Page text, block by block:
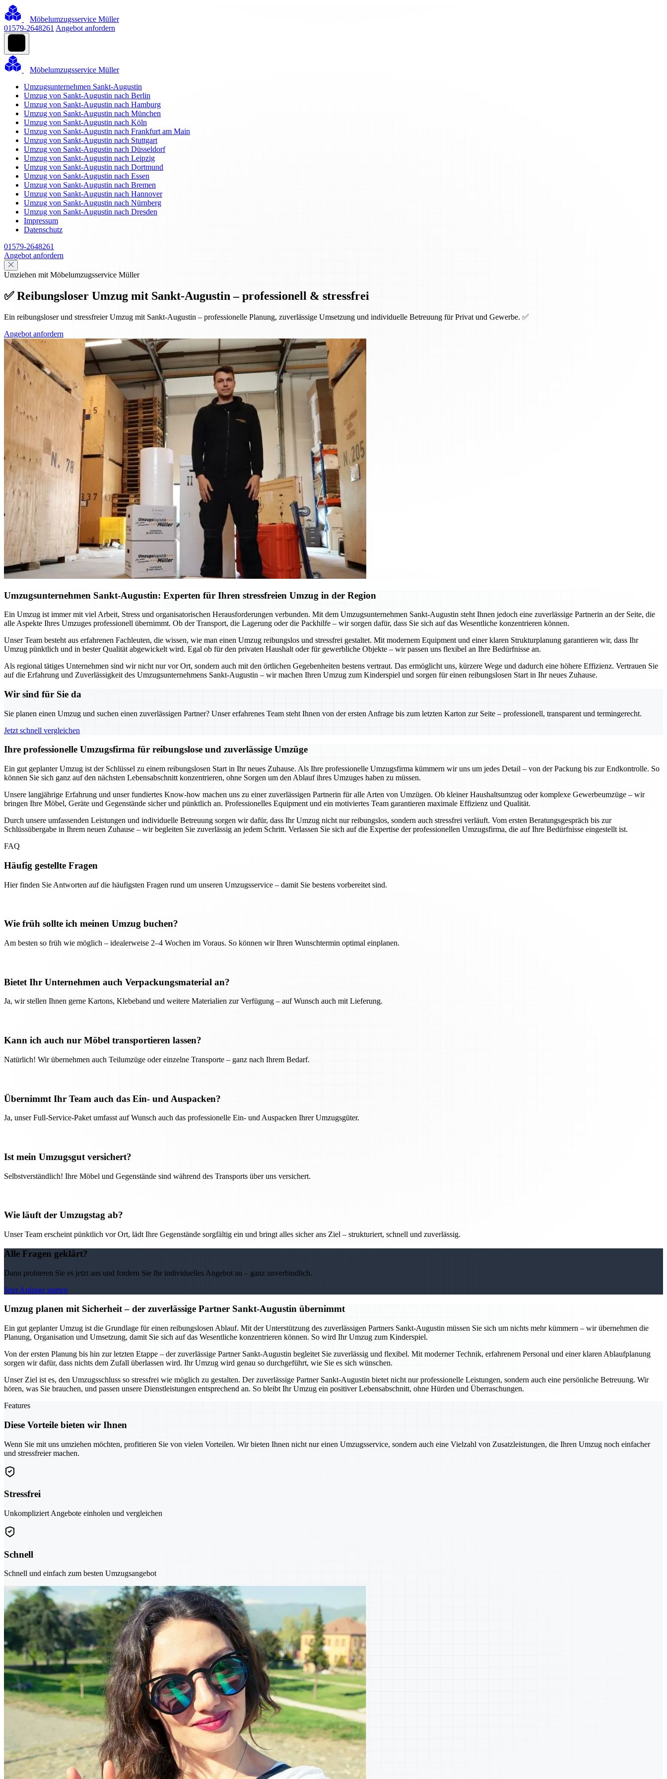
Möbelumzugsservice Müller
01579-2648261 Angebot anfordern
Möbelumzugsservice Müller
Umzugsunternehmen Sankt-Augustin
Umzug von Sankt-Augustin nach Berlin
Umzug von Sankt-Augustin nach Hamburg
Umzug von Sankt-Augustin nach München
Umzug von Sankt-Augustin nach Köln
Umzug von Sankt-Augustin nach Frankfurt am Main
Umzug von Sankt-Augustin nach Stuttgart
Umzug von Sankt-Augustin nach Düsseldorf
Umzug von Sankt-Augustin nach Leipzig
Umzug von Sankt-Augustin nach Dortmund
Umzug von Sankt-Augustin nach Essen
Umzug von Sankt-Augustin nach Bremen
Umzug von Sankt-Augustin nach Hannover
Umzug von Sankt-Augustin nach Nürnberg
Umzug von Sankt-Augustin nach Dresden
Impressum
Datenschutz
01579-2648261
Angebot anfordern
Umziehen mit Möbelumzugsservice Müller
✅ Reibungsloser Umzug mit Sankt-Augustin – professionell & stressfrei
Ein reibungsloser und stressfreier Umzug mit Sankt-Augustin – professionelle Planung, zuverlässige Umsetzung und individuelle Betreuung für Privat und Gewerbe. ✅
Angebot anfordern
Umzugsunternehmen Sankt-Augustin: Experten für Ihren stressfreien Umzug in der Region
Ein Umzug ist immer mit viel Arbeit, Stress und organisatorischen Herausforderungen verbunden. Mit dem Umzugsunternehmen Sankt-Augustin steht Ihnen jedoch eine zuverlässige Partnerin an der Seite, die
alle Aspekte Ihres Umzuges professionell übernimmt. Ob der Transport, die Lagerung oder die Packhilfe – wir sorgen dafür, dass Sie sich auf das Wesentliche konzentrieren können.
Unser Team besteht aus erfahrenen Fachleuten, die wissen, wie man einen Umzug reibungslos und stressfrei gestaltet. Mit modernem Equipment und einer klaren Strukturplanung garantieren wir, dass Ihr
Umzug pünktlich und in bester Qualität abgewickelt wird. Egal ob für den privaten Haushalt oder für gewerbliche Objekte – wir passen uns flexibel an Ihre Bedürfnisse an.
Als regional tätiges Unternehmen sind wir nicht nur vor Ort, sondern auch mit den örtlichen Gegebenheiten bestens vertraut. Das ermöglicht uns, kürzere Wege und dadurch eine höhere Effizienz. Vertrauen Sie
auf die Erfahrung und Zuverlässigkeit des Umzugsunternehmens Sankt-Augustin – wir machen Ihren Umzug zum Kinderspiel und sorgen für einen reibungslosen Start in Ihr neues Zuhause.
Wir sind für Sie da
Sie planen einen Umzug und suchen einen zuverlässigen Partner? Unser erfahrenes Team steht Ihnen von der ersten Anfrage bis zum letzten Karton zur Seite – professionell, transparent und termingerecht.
Jetzt schnell vergleichen
Ihre professionelle Umzugsfirma für reibungslose und zuverlässige Umzüge
Ein gut geplanter Umzug ist der Schlüssel zu einem reibungslosen Start in Ihr neues Zuhause. Als Ihre professionelle Umzugsfirma kümmern wir uns um jedes Detail – von der Packung bis zur Endkontrolle. So
können Sie sich ganz auf den nächsten Lebensabschnitt konzentrieren, ohne Sorgen um den Ablauf ihres Umzuges haben zu müssen.
Unsere langjährige Erfahrung und unser fundiertes Know-how machen uns zu einer zuverlässigen Partnerin für alle Arten von Umzügen. Ob kleiner Haushaltsumzug oder komplexe Gewerbeumzüge – wir
bringen Ihre Möbel, Geräte und Gegenstände sicher und pünktlich an. Professionelles Equipment und ein motiviertes Team garantieren maximale Effizienz und Qualität.
Durch unsere umfassenden Leistungen und individuelle Betreuung sorgen wir dafür, dass Ihr Umzug nicht nur reibungslos, sondern auch stressfrei verläuft. Vom ersten Beratungsgespräch bis zur
Schlüssübergabe in Ihrem neuen Zuhause – wir begleiten Sie zuverlässig an jedem Schritt. Verlassen Sie sich auf die Expertise der professionellen Umzugsfirma, die auf Ihre Bedürfnisse eingestellt ist.
FAQ
Häufig gestellte Fragen
Hier finden Sie Antworten auf die häufigsten Fragen rund um unseren Umzugsservice – damit Sie bestens vorbereitet sind.
Wie früh sollte ich meinen Umzug buchen?
Am besten so früh wie möglich – idealerweise 2–4 Wochen im Voraus. So können wir Ihren Wunschtermin optimal einplanen.
Bietet Ihr Unternehmen auch Verpackungsmaterial an?
Ja, wir stellen Ihnen gerne Kartons, Klebeband und weitere Materialien zur Verfügung – auf Wunsch auch mit Lieferung.
Kann ich auch nur Möbel transportieren lassen?
Natürlich! Wir übernehmen auch Teilumzüge oder einzelne Transporte – ganz nach Ihrem Bedarf.
Übernimmt Ihr Team auch das Ein- und Auspacken?
Ja, unser Full-Service-Paket umfasst auf Wunsch auch das professionelle Ein- und Auspacken Ihrer Umzugsgüter.
Ist mein Umzugsgut versichert?
Selbstverständlich! Ihre Möbel und Gegenstände sind während des Transports über uns versichert.
Wie läuft der Umzugstag ab?
Unser Team erscheint pünktlich vor Ort, lädt Ihre Gegenstände sorgfältig ein und bringt alles sicher ans Ziel – strukturiert, schnell und zuverlässig.
Alle Fragen geklärt?
Dann probieren Sie es jetzt aus und fordern Sie Ihr individuelles Angebot an – ganz unverbindlich.
Jetzt Anfrage starten
Umzug planen mit Sicherheit – der zuverlässige Partner Sankt-Augustin übernimmt
Ein gut geplanter Umzug ist die Grundlage für einen reibungslosen Ablauf. Mit der Unterstützung des zuverlässigen Partners Sankt-Augustin müssen Sie sich um nichts mehr kümmern – wir übernehmen die
Planung, Organisation und Umsetzung, damit Sie sich auf das Wesentliche konzentrieren können. So wird Ihr Umzug zum Kinderspiel.
Von der ersten Planung bis hin zur letzten Etappe – der zuverlässige Partner Sankt-Augustin begleitet Sie zuverlässig und flexibel. Mit moderner Technik, erfahrenem Personal und einer klaren Ablaufplanung
sorgen wir dafür, dass nichts dem Zufall überlassen wird. Ihr Umzug wird genau so durchgeführt, wie Sie es sich wünschen.
Unser Ziel ist es, den Umzugsschluss so stressfrei wie möglich zu gestalten. Der zuverlässige Partner Sankt-Augustin bietet nicht nur professionelle Leistungen, sondern auch eine persönliche Betreuung. Wir
hören, was Sie brauchen, und passen unsere Dienstleistungen entsprechend an. So bleibt Ihr Umzug ein positiver Lebensabschnitt, ohne Hürden und Überraschungen.
Features
Diese Vorteile bieten wir Ihnen
Wenn Sie mit uns umziehen möchten, profitieren Sie von vielen Vorteilen. Wir bieten Ihnen nicht nur einen Umzugsservice, sondern auch eine Vielzahl von Zusatzleistungen, die Ihren Umzug noch einfacher
und stressfreier machen.
Stressfrei
Unkompliziert Angebote einholen und vergleichen
Schnell
Schnell und einfach zum besten Umzugsangebot